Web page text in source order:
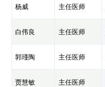
杨威 主任医师
白伟良 主任医师
郭瑾陶 主任医师
贾慧敏 主任医师